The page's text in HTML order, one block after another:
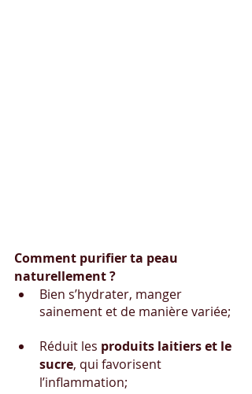
Comment purifier ta peau
naturellement ?
Bien s’hydrater, manger
sainement et de manière variée;
Réduit les produits laitiers et le
sucre, qui favorisent
l’inflammation;